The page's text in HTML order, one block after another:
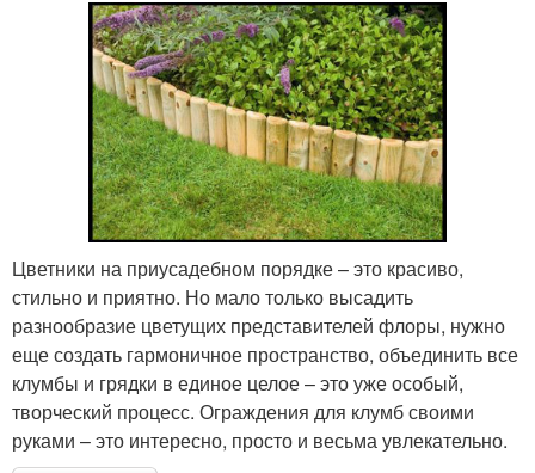
Цветники на приусадебном порядке – это красиво,
стильно и приятно. Но мало только высадить
разнообразие цветущих представителей флоры, нужно
еще создать гармоничное пространство, объединить все
клумбы и грядки в единое целое – это уже особый,
творческий процесс. Ограждения для клумб своими
руками – это интересно, просто и весьма увлекательно.